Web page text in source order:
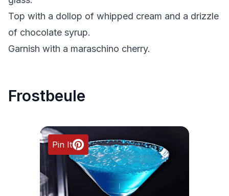
Top with a dollop of whipped cream and a drizzle
of chocolate syrup.
Garnish with a maraschino cherry.
Frostbeule
Pin It